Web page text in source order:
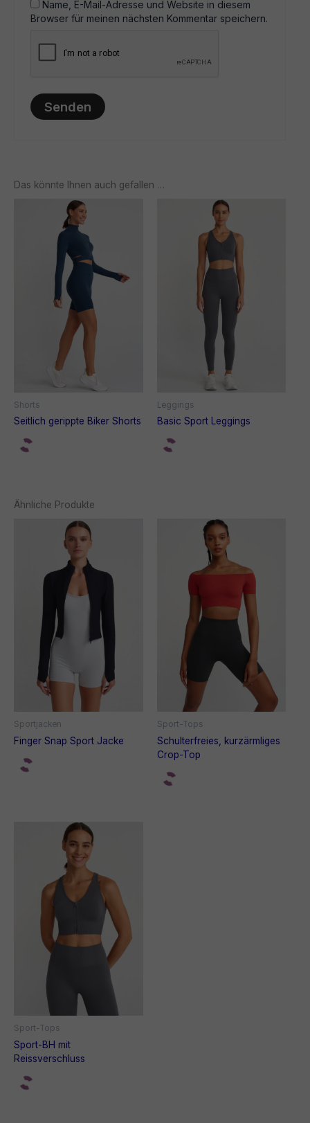
Name, E-Mail-Adresse und Website in diesem
Browser für meinen nächsten Kommentar speichern.
Das könnte Ihnen auch gefallen …
Shorts
Seitlich gerippte Biker Shorts
Leggings
Basic Sport Leggings
Ähnliche Produkte
Sportjacken
Finger Snap Sport Jacke
Sport-Tops
Schulterfreies, kurzärmliges
Crop-Top
Sport-Tops
Sport-BH mit
Reissverschluss